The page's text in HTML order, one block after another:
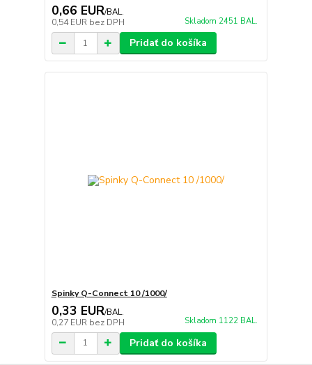
0,66 EUR/BAL.
0,54 EUR bez DPH Skladom 2451 BAL.
Pridať do košíka
Spinky Q-Connect 10 /1000/
0,33 EUR/BAL.
0,27 EUR bez DPH Skladom 1122 BAL.
Pridať do košíka